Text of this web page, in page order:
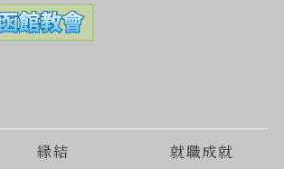
縁結 就職成就